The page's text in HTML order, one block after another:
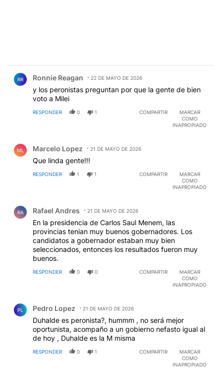
RR Ronnie Reagan 22 DE MAYO DE 2026
y los peronistas preguntan por que la gente de bien
voto a Milei
RESPONDER 0 1 COMPARTIR
MARCAR
COMO
INAPROPIADO
ML Marcelo Lopez 21 DE MAYO DE 2026
Que linda gente!!!
RESPONDER 1 1 COMPARTIR
MARCAR
COMO
INAPROPIADO
RA Rafael Andres 21 DE MAYO DE 2026
En la presidencia de Carlos Saul Menem, las
provincias tenian muy buenos gobernadores. Los
candidatos a gobernador estaban muy bien
seleccionados, entonces los resultados fueron muy
buenos.
RESPONDER 0 0 COMPARTIR
MARCAR
COMO
INAPROPIADO
PL Pedro Lopez 21 DE MAYO DE 2026
Duhalde es peronista?, hummm , no será mejor
oportunista, acompaño a un gobierno nefasto igual al
de hoy , Duhalde es la M misma
RESPONDER 0 1 COMPARTIR
MARCAR
COMO
INAPROPIADO